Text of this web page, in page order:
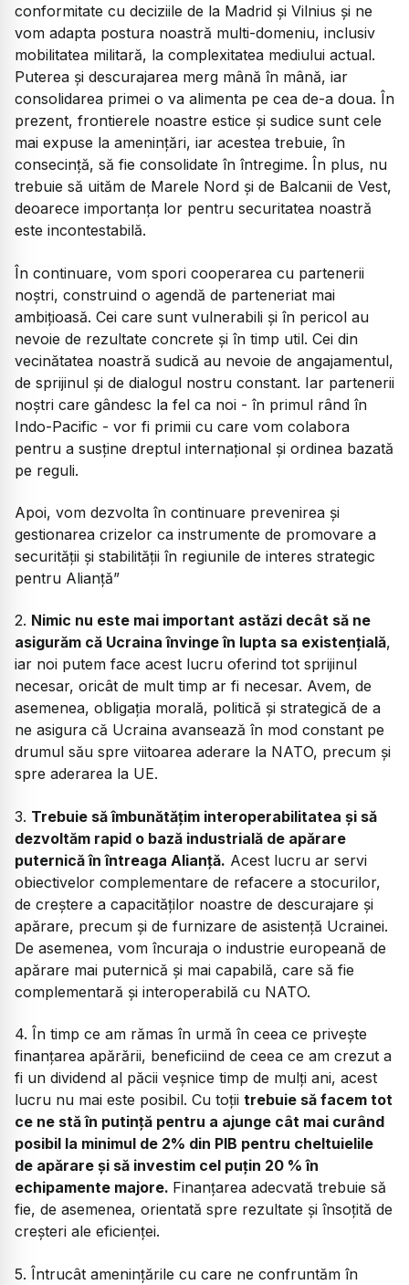
conformitate cu deciziile de la Madrid și Vilnius și ne
vom adapta postura noastră multi-domeniu, inclusiv
mobilitatea militară, la complexitatea mediului actual.
Puterea și descurajarea merg mână în mână, iar
consolidarea primei o va alimenta pe cea de-a doua. În
prezent, frontierele noastre estice și sudice sunt cele
mai expuse la amenințări, iar acestea trebuie, în
consecință, să fie consolidate în întregime. În plus, nu
trebuie să uităm de Marele Nord și de Balcanii de Vest,
deoarece importanța lor pentru securitatea noastră
este incontestabilă.
În continuare, vom spori cooperarea cu partenerii
noștri, construind o agendă de parteneriat mai
ambițioasă. Cei care sunt vulnerabili și în pericol au
nevoie de rezultate concrete și în timp util. Cei din
vecinătatea noastră sudică au nevoie de angajamentul,
de sprijinul și de dialogul nostru constant. Iar partenerii
noștri care gândesc la fel ca noi - în primul rând în
Indo-Pacific - vor fi primii cu care vom colabora
pentru a susține dreptul internațional și ordinea bazată
pe reguli.
Apoi, vom dezvolta în continuare prevenirea și
gestionarea crizelor ca instrumente de promovare a
securității și stabilității în regiunile de interes strategic
pentru Alianță”
2. Nimic nu este mai important astăzi decât să ne
asigurăm că Ucraina învinge în lupta sa existențială,
iar noi putem face acest lucru oferind tot sprijinul
necesar, oricât de mult timp ar fi necesar. Avem, de
asemenea, obligația morală, politică și strategică de a
ne asigura că Ucraina avansează în mod constant pe
drumul său spre viitoarea aderare la NATO, precum și
spre aderarea la UE.
3. Trebuie să îmbunătățim interoperabilitatea și să
dezvoltăm rapid o bază industrială de apărare
puternică în întreaga Alianță. Acest lucru ar servi
obiectivelor complementare de refacere a stocurilor,
de creștere a capacităților noastre de descurajare și
apărare, precum și de furnizare de asistență Ucrainei.
De asemenea, vom încuraja o industrie europeană de
apărare mai puternică și mai capabilă, care să fie
complementară și interoperabilă cu NATO.
4. În timp ce am rămas în urmă în ceea ce privește
finanțarea apărării, beneficiind de ceea ce am crezut a
fi un dividend al păcii veșnice timp de mulți ani, acest
lucru nu mai este posibil. Cu toții trebuie să facem tot
ce ne stă în putință pentru a ajunge cât mai curând
posibil la minimul de 2% din PIB pentru cheltuielile
de apărare și să investim cel puțin 20 % în
echipamente majore. Finanțarea adecvată trebuie să
fie, de asemenea, orientată spre rezultate și însoțită de
creșteri ale eficienței.
5. Întrucât amenințările cu care ne confruntăm în